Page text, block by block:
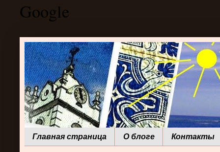
Google
Главная страница О блоге Контакты